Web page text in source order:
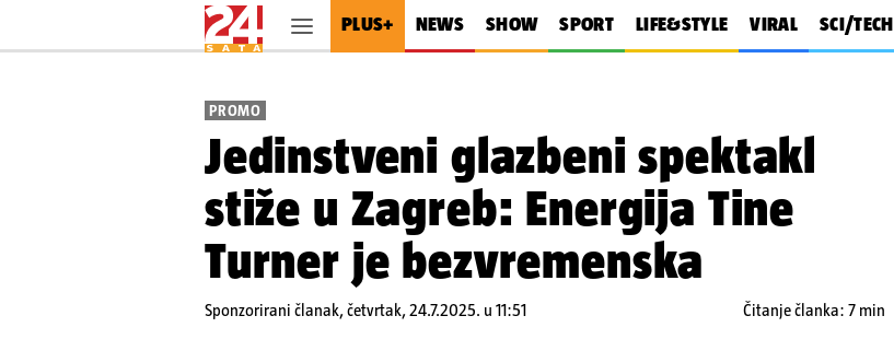
PLUS+ NEWS SHOW SPORT LIFE&STYLE VIRAL SCI/TECH
PROMO
Jedinstveni glazbeni spektakl
stiže u Zagreb: Energija Tine
Turner je bezvremenska
Sponzorirani članak,četvrtak, 24.7.2025. u 11:51 Čitanje članka: 7 min